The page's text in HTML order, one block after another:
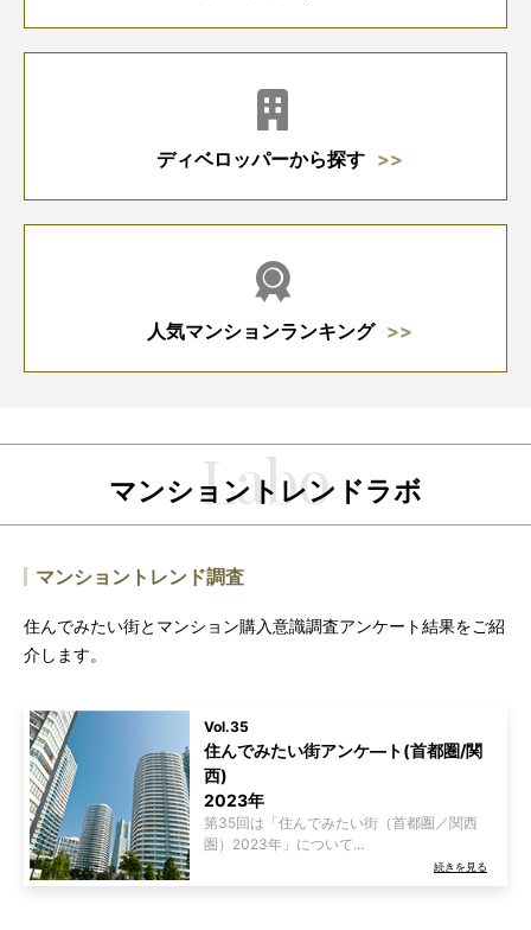
ディベロッパーから探す
人気マンションランキング
マンショントレンドラボ
マンショントレンド調査
住んでみたい街とマンション購入意識調査アンケート結果をご紹
介します。
Vol.35
住んでみたい街アンケ―ト(首都圏/関
西)
2023年
第35回は「住んでみたい街（首都圏／関西
圏）2023年」について...
続きを見る